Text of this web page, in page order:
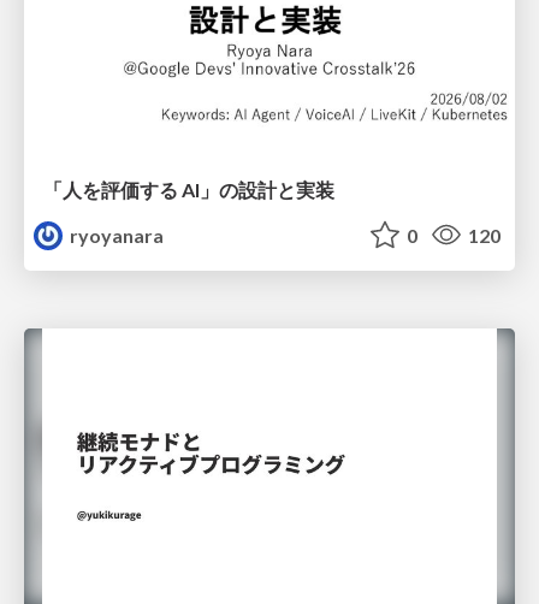
「人を評価する AI」の 設計と実装
ryoyanara
0 120